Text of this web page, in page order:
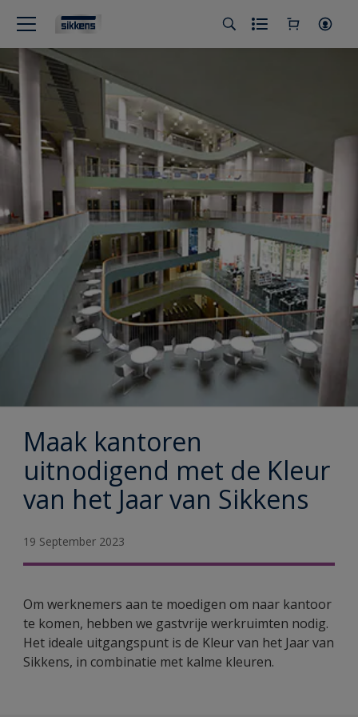
Maak kantoren
uitnodigend met de Kleur
van het Jaar van Sikkens
19 September 2023
Om werknemers aan te moedigen om naar kantoor
te komen, hebben we gastvrije werkruimten nodig.
Het ideale uitgangspunt is de Kleur van het Jaar van
Sikkens, in combinatie met kalme kleuren.